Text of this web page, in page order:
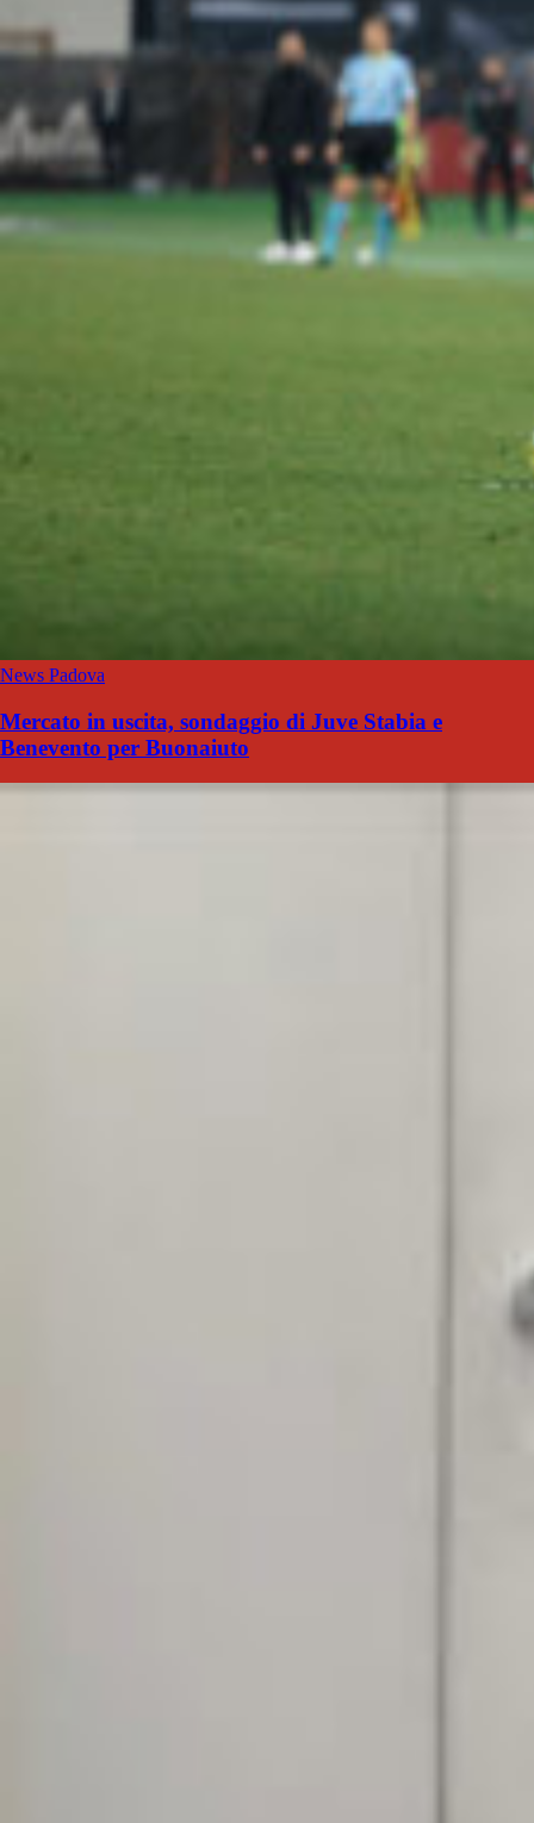
News Padova
Mercato in uscita, sondaggio di Juve Stabia e
Benevento per Buonaiuto